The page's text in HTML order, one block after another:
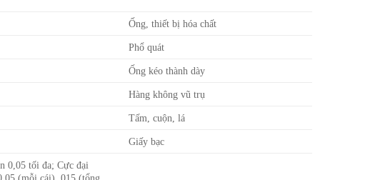
Ống, thiết bị hóa chất
Phổ quát
Ống kéo thành dày
Hàng không vũ trụ
Tấm, cuộn, lá
Giấy bạc
0,05 tối đa; Cực đại
(mỗi cái) .015 (tổng